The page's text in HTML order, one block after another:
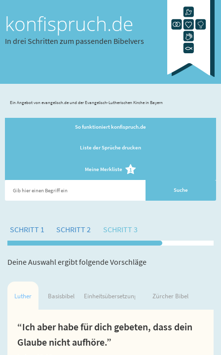
konfispruch.de
In drei Schritten zum passenden Bibelvers
Ein Angebot von evangelisch.de und der Evangelisch-Lutherischen Kirche in Bayern
So funktioniert konfispruch.de
Liste der Sprüche drucken
Meine Merkliste 1
SCHRITT 1 SCHRITT 2 SCHRITT 3
Deine Auswahl ergibt folgende Vorschläge
Luther Basisbibel Einheitsübersetzung Zürcher Bibel
“Ich aber habe für dich gebeten, dass dein
Glaube nicht aufhöre.”